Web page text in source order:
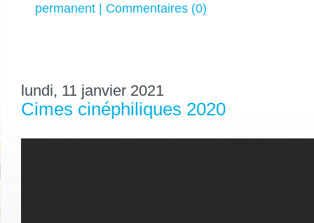
permanent | Commentaires (0)
lundi, 11 janvier 2021
Cimes cinéphiliques 2020